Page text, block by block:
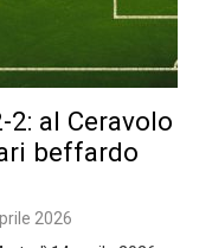
al Ceravolo
beffardo
2026